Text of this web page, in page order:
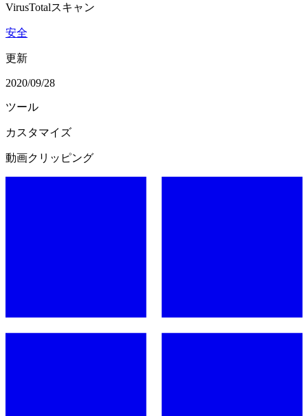
VirusTotalスキャン
安全
更新
2020/09/28
ツール
カスタマイズ
動画クリッピング